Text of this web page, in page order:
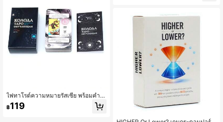
ไพ่ทาโรต์ความหมายรัสเซีย พร้อมคำอ
ธิบายบนหน้าไพ่ รวมถึงกลุ่มดาว สัญลัก
ษณ์ทางโหราศาสตร์ เวลา และเนื้อหาอื่
฿119